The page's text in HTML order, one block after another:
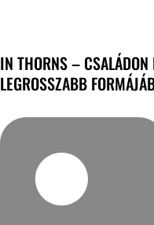
IN THORNS –
LEGROSSZABB